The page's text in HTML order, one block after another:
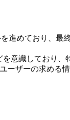
めており、最
意識しており、
ザーの求める